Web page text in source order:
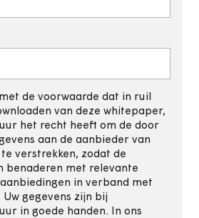
de voorwaarde dat in ruil
van deze whitepaper,
het recht heeft om de door
aan de aanbieder van
verstrekken, zodat de
benaderen met relevante
in verband met
gegevens zijn bij
in goede handen. In ons